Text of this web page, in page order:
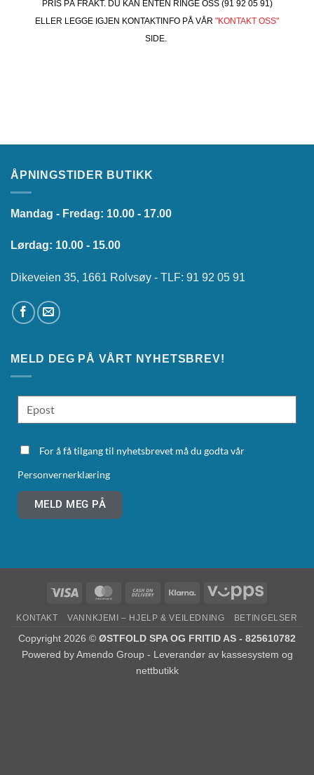
PRIS PÅ FRAKT. DU KAN ENTEN RINGE OSS (91 92 05 91)
ELLER LEGGE IGJEN KONTAKTINFO PÅ VÅR "KONTAKT OSS"
SIDE.
ÅPNINGSTIDER BUTIKK
Mandag - Fredag: 10.00 - 17.00
Lørdag: 10.00 - 15.00
Dikeveien 35, 1661 Rolvsøy - TLF: 91 92 05 91
MELD DEG PÅ VÅRT NYHETSBREV!
For å få tilgang til nyhetsbrevet må du godta vår
Personvernerklæring
MELD MEG PÅ
KONTAKT VANNKJEMI – HJELP & VEILEDNING BETINGELSER
Copyright 2026 © ØSTFOLD SPA OG FRITID AS - 825610782
Powered byAmendo Group - Leverandør av kassesystem og
nettbutikk